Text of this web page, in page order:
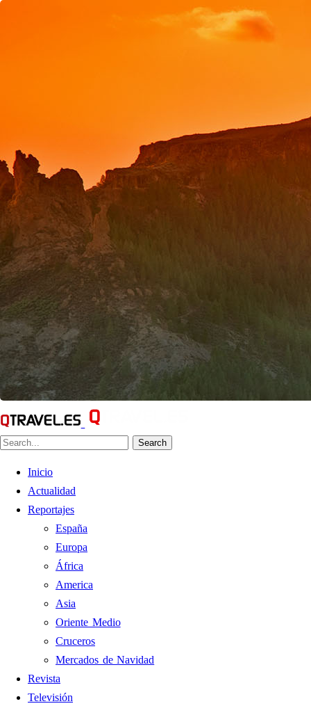
Search
Inicio
Actualidad
Reportajes
España
Europa
África
America
Asia
Oriente Medio
Cruceros
Mercados de Navidad
Revista
Televisión